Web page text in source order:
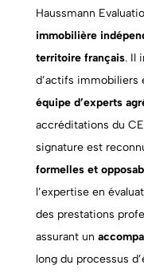
Haussmann
immobilière
territoire français. Il
d’actifs immobiliers
équipe d’experts
accréditations du
signature est
formelles et
l’expertise en
des prestations
assurant un
long du processus